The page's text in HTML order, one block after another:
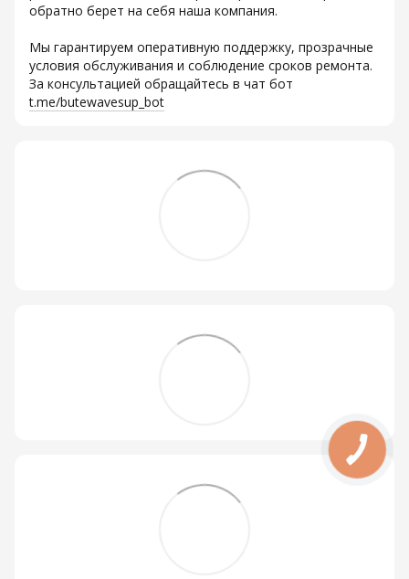
обратно берет на себя наша компания.
Мы гарантируем оперативную поддержку, прозрачные
условия обслуживания и соблюдение сроков ремонта.
За консультацией обращайтесь в чат бот
t.me/butewavesup_bot